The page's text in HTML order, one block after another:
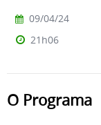
09/04/24
21h06
O Programa